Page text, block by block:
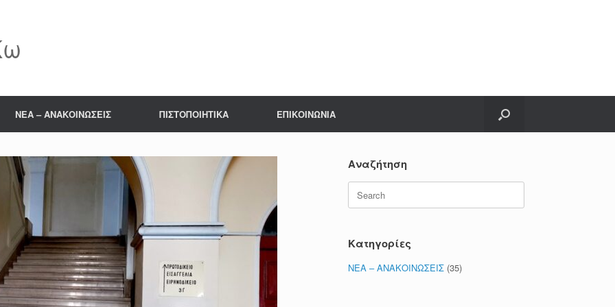
NΕΑ – ΑΝΑΚΟΙΝΩΣΕΙΣ ΠΙΣΤΟΠΟΙΗΤΙΚΑ ΕΠΙΚΟΙΝΩΝΙΑ
Αναζήτηση
Search
for:
Κατηγορίες
ΝΕΑ – ΑΝΑΚΟΙΝΩΣΕΙΣ (35)